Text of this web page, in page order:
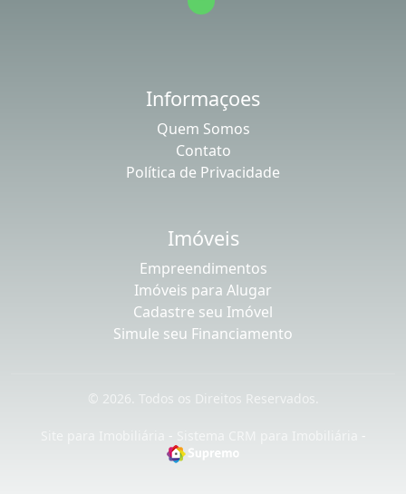
Informaçoes
Política de Privacidade
Imóveis
Empreendimentos
Cadastre seu Imóvel
Simule seu Financiamento
© 2026. Todos os Direitos Reservados.